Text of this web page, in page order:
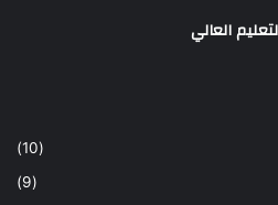
العالي
(10)
(9)